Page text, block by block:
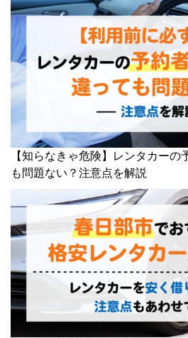
【知らなきゃ危険】レンタカーの
も問題ない？注意点を解説